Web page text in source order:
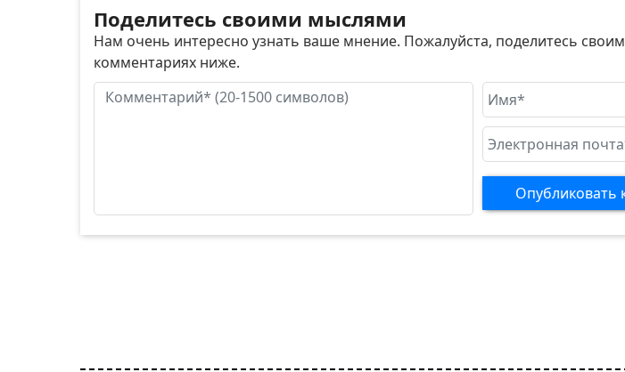
Поделитесь своими мыслями
Нам очень интересно узнать ваше мнение. Пожалуйста, поделитесь
комментариях ниже.
Опубликовать